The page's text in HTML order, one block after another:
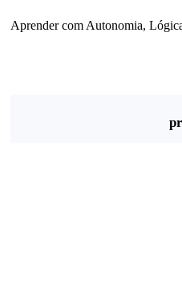
Aprender com Autonomia,